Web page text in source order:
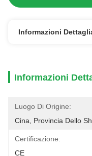
Informazioni
Informazioni
Luogo Di Origine:
Cina, Provincia Dello
Certificazione:
CE